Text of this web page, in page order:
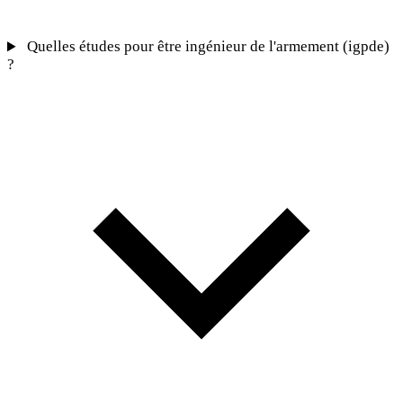
Quelles études pour être ingénieur de l'armement (igpde)
?